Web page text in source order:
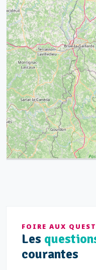
32
52
FOIRE AUX
Les
courantes